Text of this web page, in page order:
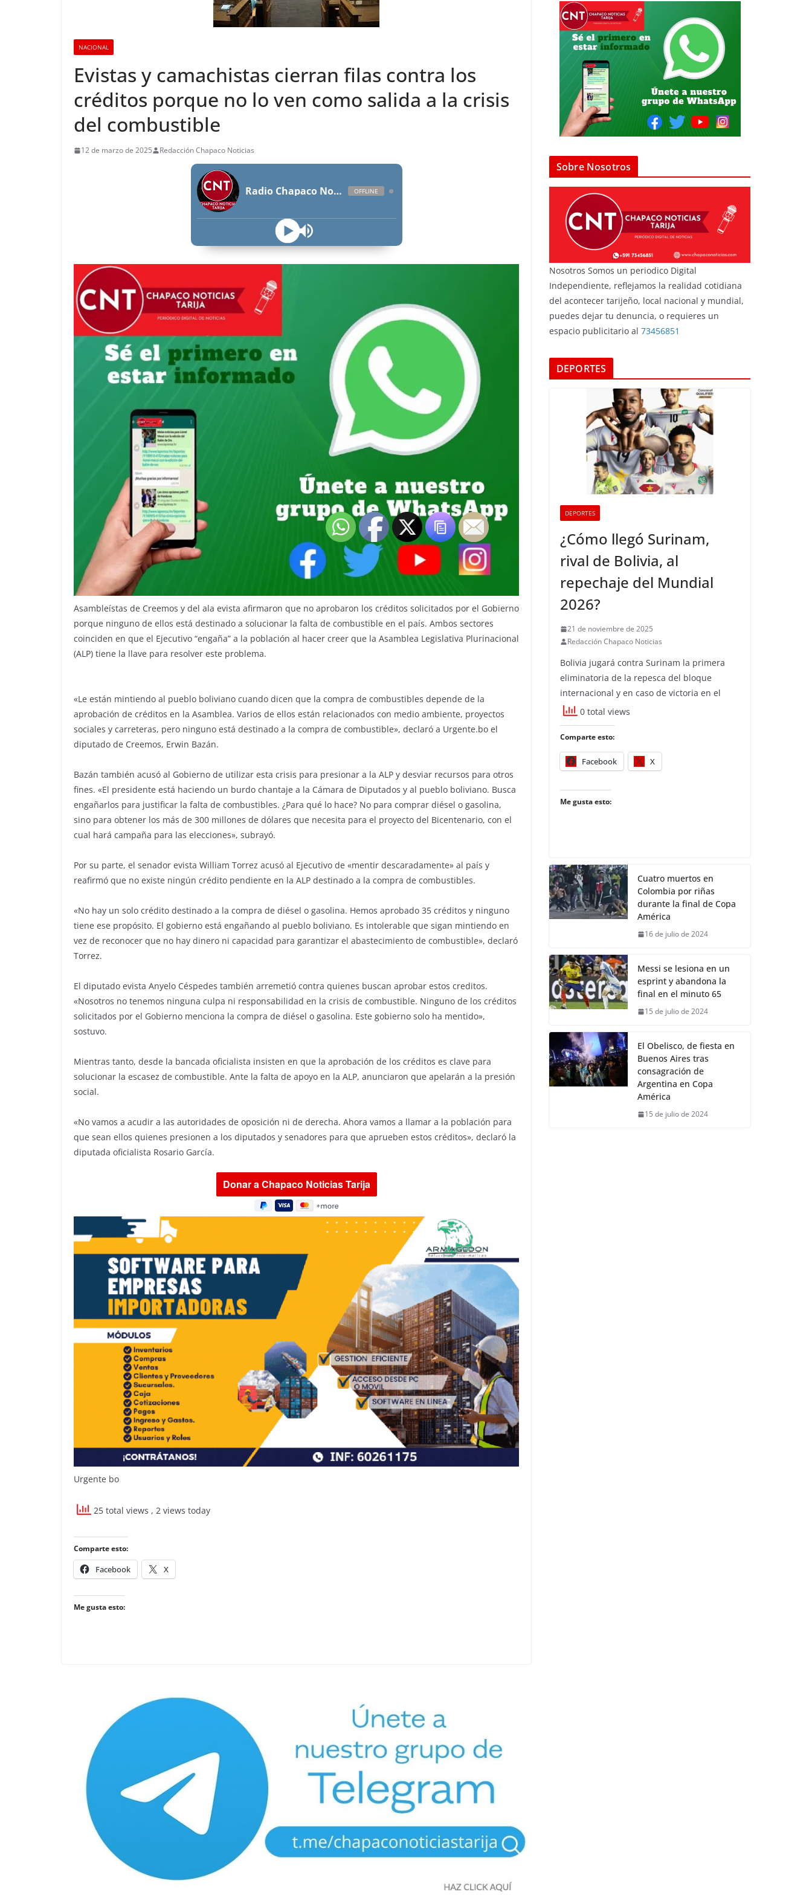
NACIONAL
Evistas y camachistas cierran filas contra los
créditos porque no lo ven como salida a la crisis
del combustible
12 de marzo de 2025 Redacción Chapaco Noticias
Radio Chapaco Noticias Las 24 horas en vivo OFFLINE
Asambleístas de Creemos y del ala evista afirmaron que no aprobaron los créditos solicitados por el Gobierno
porque ninguno de ellos está destinado a solucionar la falta de combustible en el país. Ambos sectores
coinciden en que el Ejecutivo “engaña” a la población al hacer creer que la Asamblea Legislativa Plurinacional
(ALP) tiene la llave para resolver este problema.
«Le están mintiendo al pueblo boliviano cuando dicen que la compra de combustibles depende de la
aprobación de créditos en la Asamblea. Varios de ellos están relacionados con medio ambiente, proyectos
sociales y carreteras, pero ninguno está destinado a la compra de combustible», declaró a Urgente.bo el
diputado de Creemos, Erwin Bazán.
Bazán también acusó al Gobierno de utilizar esta crisis para presionar a la ALP y desviar recursos para otros
fines. «El presidente está haciendo un burdo chantaje a la Cámara de Diputados y al pueblo boliviano. Busca
engañarlos para justificar la falta de combustibles. ¿Para qué lo hace? No para comprar diésel o gasolina,
sino para obtener los más de 300 millones de dólares que necesita para el proyecto del Bicentenario, con el
cual hará campaña para las elecciones», subrayó.
Por su parte, el senador evista William Torrez acusó al Ejecutivo de «mentir descaradamente» al país y
reafirmó que no existe ningún crédito pendiente en la ALP destinado a la compra de combustibles.
«No hay un solo crédito destinado a la compra de diésel o gasolina. Hemos aprobado 35 créditos y ninguno
tiene ese propósito. El gobierno está engañando al pueblo boliviano. Es intolerable que sigan mintiendo en
vez de reconocer que no hay dinero ni capacidad para garantizar el abastecimiento de combustible», declaró
Torrez.
El diputado evista Anyelo Céspedes también arremetió contra quienes buscan aprobar estos creditos.
«Nosotros no tenemos ninguna culpa ni responsabilidad en la crisis de combustible. Ninguno de los créditos
solicitados por el Gobierno menciona la compra de diésel o gasolina. Este gobierno solo ha mentido»,
sostuvo.
Mientras tanto, desde la bancada oficialista insisten en que la aprobación de los créditos es clave para
solucionar la escasez de combustible. Ante la falta de apoyo en la ALP, anunciaron que apelarán a la presión
social.
«No vamos a acudir a las autoridades de oposición ni de derecha. Ahora vamos a llamar a la población para
que sean ellos quienes presionen a los diputados y senadores para que aprueben estos créditos», declaró la
diputada oficialista Rosario García.
Urgente bo
25 total views , 2 views today
Comparte esto:
Facebook X
Me gusta esto:
Sobre Nosotros
Nosotros Somos un periodico Digital
Independiente, reflejamos la realidad cotidiana
del acontecer tarijeño, local nacional y mundial,
puedes dejar tu denuncia, o requieres un
espacio publicitario al 73456851
DEPORTES
DEPORTES
¿Cómo llegó Surinam,
rival de Bolivia, al
repechaje del Mundial
2026?
21 de noviembre de 2025
Redacción Chapaco Noticias
Bolivia jugará contra Surinam la primera
eliminatoria de la repesca del bloque
internacional y en caso de victoria en el
0 total views
Comparte esto:
Facebook X
Me gusta esto:
Cuatro muertos en
Colombia por riñas
durante la final de Copa
América
16 de julio de 2024
Messi se lesiona en un
esprint y abandona la
final en el minuto 65
15 de julio de 2024
El Obelisco, de fiesta en
Buenos Aires tras
consagración de
Argentina en Copa
América
15 de julio de 2024